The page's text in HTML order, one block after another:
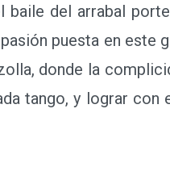
del arrabal
puesta en este
donde la
tango, y lograr con